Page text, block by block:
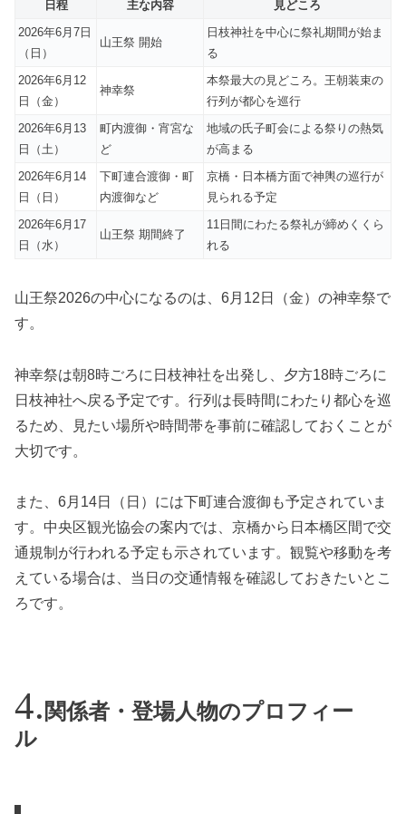
日程 主な内容
見どころ
2026年6月7日
（日）
山王祭 開始
日枝神社を中心に祭礼期間が始ま
る
2026年6月12
日（金）
神幸祭
本祭最大の見どころ。王朝装束の
行列が都心を巡行
2026年6月13
日（土）
町内渡御・宵宮な
ど
地域の氏子町会による祭りの熱気
が高まる
2026年6月14
日（日）
下町連合渡御・町
内渡御など
京橋・日本橋方面で神輿の巡行が
見られる予定
2026年6月17
日（水）
山王祭 期間終了
11日間にわたる祭礼が締めくくら
れる
山王祭2026の中心になるのは、6月12日（金）の神幸祭で
す。
神幸祭は朝8時ごろに日枝神社を出発し、夕方18時ごろに
日枝神社へ戻る予定です。行列は長時間にわたり都心を巡
るため、見たい場所や時間帯を事前に確認しておくことが
大切です。
また、6月14日（日）には下町連合渡御も予定されていま
す。中央区観光協会の案内では、京橋から日本橋区間で交
通規制が行われる予定も示されています。観覧や移動を考
えている場合は、当日の交通情報を確認しておきたいとこ
ろです。
関係者・登場人物のプロフィー
ル